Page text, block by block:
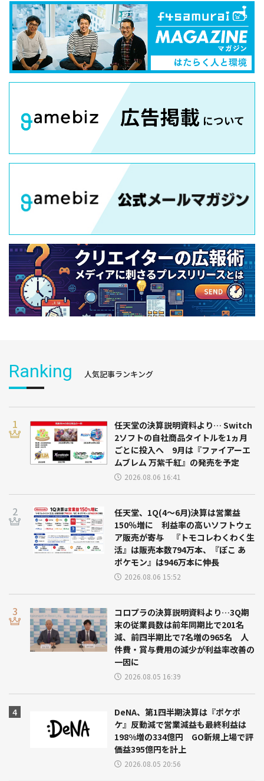
Ranking 人気記事ランキング
任天堂の決算説明資料より… Switch
2ソフトの自社商品タイトルを1ヵ月
ごとに投入へ 9月は『ファイアーエ
ムブレム 万紫千紅』の発売を予定
2026.08.06 16:41
任天堂、1Q(4～6月)決算は営業益
150％増に 利益率の高いソフトウェ
ア販売が寄与 『トモコレわくわく生
活』は販売本数794万本、『ぽこ あ
ポケモン』は946万本に伸長
2026.08.06 15:52
コロプラの決算説明資料より…3Q期
末の従業員数は前年同期比で201名
減、前四半期比で7名増の965名 人
件費・賞与費用の減少が利益率改善の
一因に
2026.08.05 16:39
DeNA、第1四半期決算は『ポケポ
ケ』反動減で営業減益も最終利益は
198%増の334億円 GO新規上場で評
価益395億円を計上
2026.08.05 20:56